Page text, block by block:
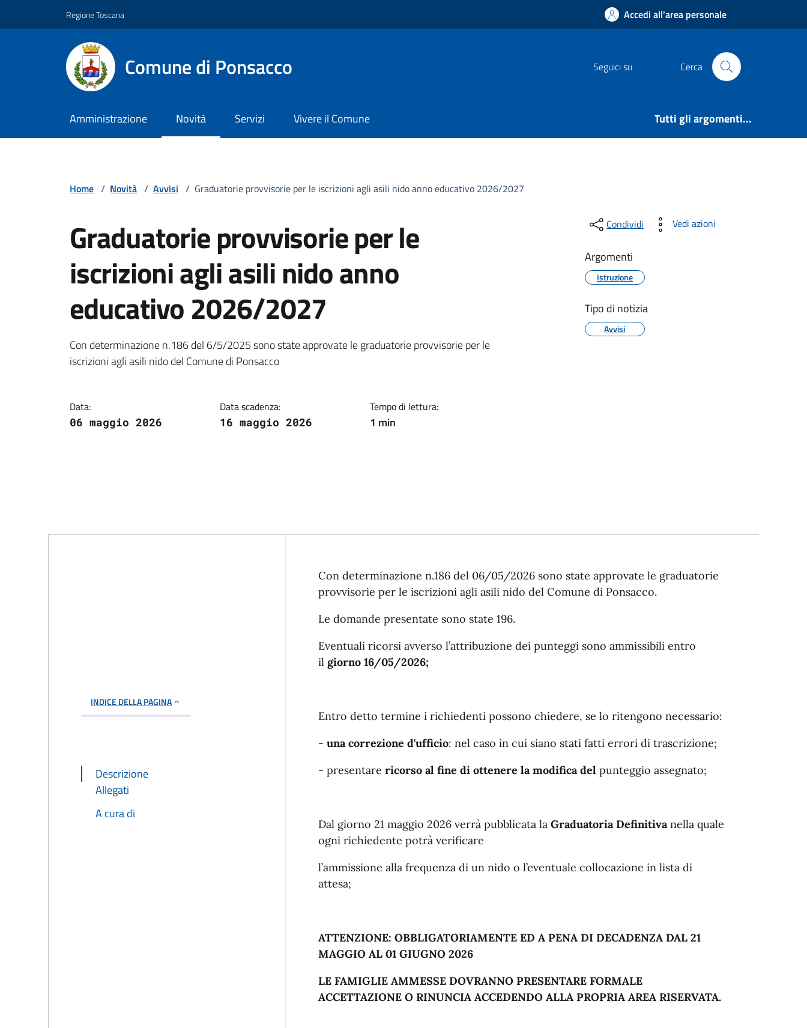
Regione Toscana Accedi all'area personale
Comune di Ponsacco Seguici su Cerca
Amministrazione Novità Servizi Vivere il Comune Tutti gli argomenti...
Home / Novità / Avvisi / Graduatorie provvisorie per le iscrizioni agli asili nido anno educativo 2026/2027
Graduatorie provvisorie per le
iscrizioni agli asili nido anno
educativo 2026/2027
Dettagli della notizia
Con determinazione n.186 del 6/5/2025 sono state approvate le graduatorie provvisorie per le
iscrizioni agli asili nido del Comune di Ponsacco
Data:
06 maggio 2026
Data scadenza:
16 maggio 2026
Tempo di lettura:
1 min
Condividi Vedi azioni
Argomenti
Istruzione
Tipo di notizia
Avvisi
INDICE DELLA PAGINA
Descrizione
Allegati
A cura di
Descrizione
Con determinazione n.186 del 06/05/2026 sono state approvate le graduatorie
provvisorie per le iscrizioni agli asili nido del Comune di Ponsacco.
Le domande presentate sono state 196.
Eventuali ricorsi avverso l’attribuzione dei punteggi sono ammissibili entro
il giorno 16/05/2026;
Entro detto termine i richiedenti possono chiedere, se lo ritengono necessario:
- una correzione d'ufficio: nel caso in cui siano stati fatti errori di trascrizione;
- presentare ricorso al fine di ottenere la modifica del punteggio assegnato;
Dal giorno 21 maggio 2026 verrà pubblicata la Graduatoria Definitivanella quale
ogni richiedente potrà verificare
l’ammissione alla frequenza di un nido o l’eventuale collocazione in lista di
attesa;
ATTENZIONE: OBBLIGATORIAMENTE ED A PENA DI DECADENZA DAL 21
MAGGIO AL 01 GIUGNO 2026
LE FAMIGLIE AMMESSE DOVRANNO PRESENTARE FORMALE
ACCETTAZIONE O RINUNCIA ACCEDENDO ALLA PROPRIA AREA RISERVATA.